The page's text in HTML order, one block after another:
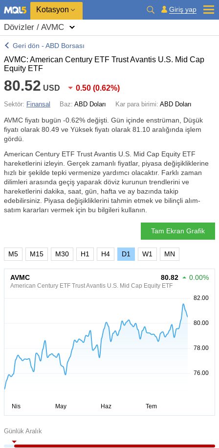
Kotasyon Giriş yap
Dövizler / AVMC
Geri dön - ABD Borsası
AVMC: American Century ETF Trust Avantis U.S. Mid Cap
Equity ETF
80.52 USD 0.50 (0.62%)
Sektör: Finansal Baz: ABD Doları Kar para birimi: ABD Doları
AVMC fiyatı bugün -0.62% değişti. Gün içinde enstrüman, Düşük
fiyatı olarak 80.49 ve Yüksek fiyatı olarak 81.10 aralığında işlem
gördü.
American Century ETF Trust Avantis U.S. Mid Cap Equity ETF
hareketlerini izleyin. Gerçek zamanlı fiyatlar, piyasa değişikliklerine
hızlı bir şekilde tepki vermenize yardımcı olacaktır. Farklı zaman
dilimleri arasında geçiş yaparak döviz kurunun trendlerini ve
hareketlerini dakika, saat, gün, hafta ve ay bazında takip
edebilirsiniz. Piyasa değişikliklerini tahmin etmek ve bilinçli alım-
satım kararları vermek için bu bilgileri kullanın.
Tam Ekran Grafik
M5 M15 M30 H1 H4 D1 W1 MN
AVMC
American Century ETF Trust Avantis U.S. Mid Cap Equity ETF
80.82 0.00%
Günlük Aralık